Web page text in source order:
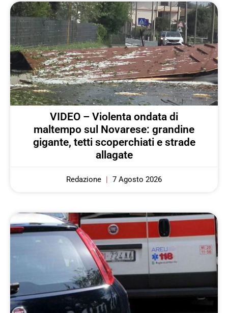
VIDEO – Violenta ondata di
maltempo sul Novarese: grandine
gigante, tetti scoperchiati e strade
allagate
Redazione 7 Agosto 2026